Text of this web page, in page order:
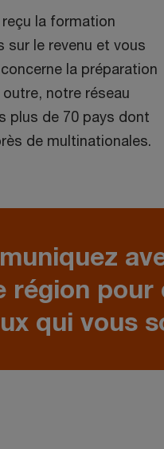
la formation
le revenu et vous
la préparation
notre réseau
plus de 70 pays dont
de multinationales.
région pour
qui vous